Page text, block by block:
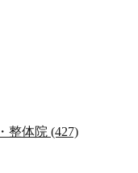
整体院 (427)